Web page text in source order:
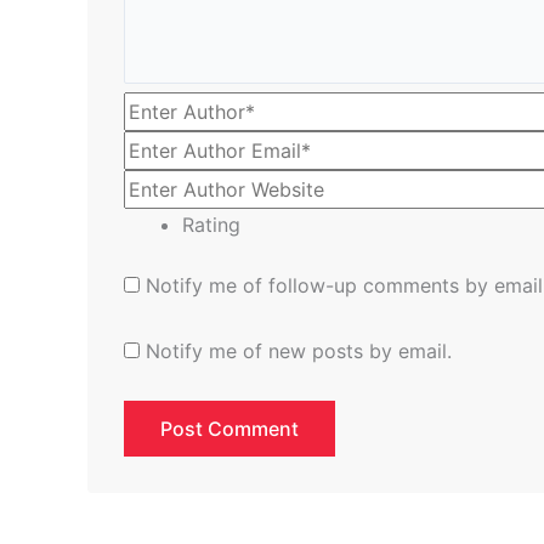
Rating
Notify me of follow-up comments by
Notify me of new posts by email.